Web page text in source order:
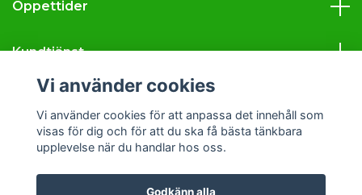
Öppettider
Kundtjänst
Läs mer
Sociala medier
Vi använder cookies
Vi använder cookies för att anpassa det innehåll som
visas för dig och för att du ska få bästa tänkbara
upplevelse när du handlar hos oss.
Godkänn alla